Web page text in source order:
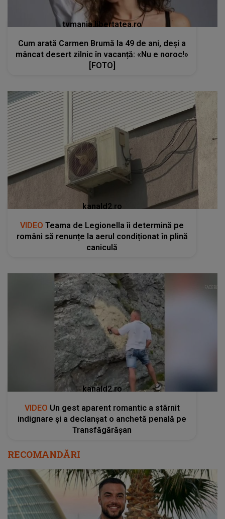
tvmania.libertatea.ro
Cum arată Carmen Brumă la 49 de ani, deși a
mâncat desert zilnic în vacanță: «Nu e noroc!»
[FOTO]
kanald2.ro
VIDEO Teama de Legionella îi determină pe
români să renunțe la aerul condiționat în plină
caniculă
kanald2.ro
VIDEO Un gest aparent romantic a stârnit
indignare și a declanșat o anchetă penală pe
Transfăgărășan
RECOMANDĂRI